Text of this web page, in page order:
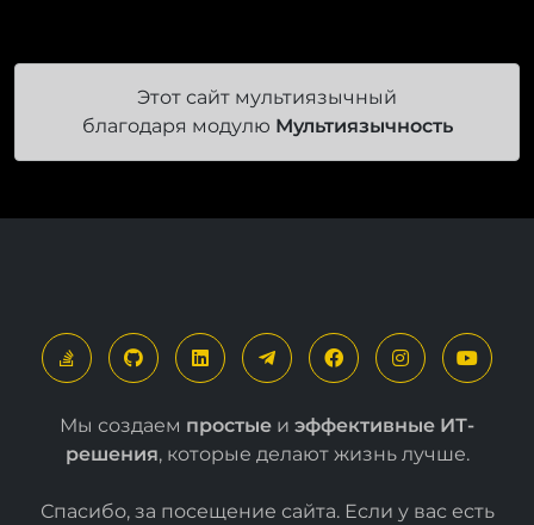
Этот сайт мультиязычный
благодаря модулю Мультиязычность
Мы создаем простые и эффективные ИТ-
решения, которые делают жизнь лучше.
Спасибо, за посещение сайта. Если у вас есть